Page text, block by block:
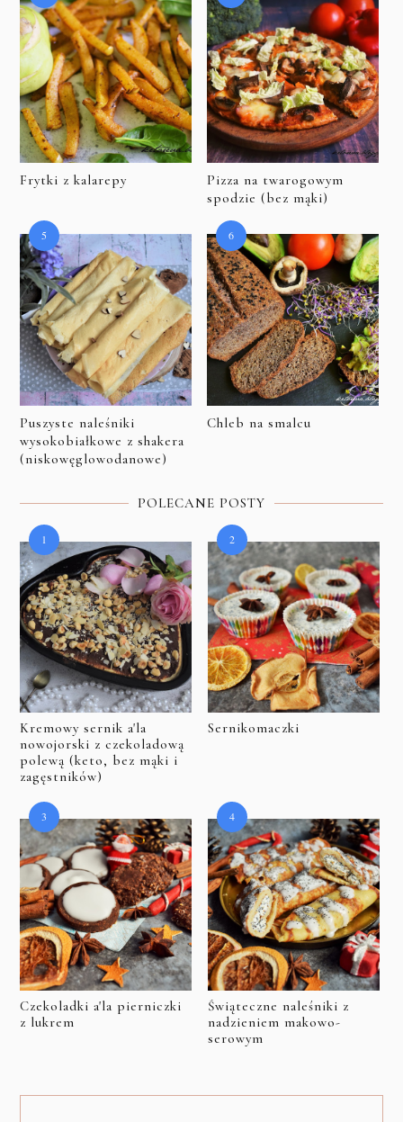
Frytki z kalarepy
Pizza na twarogowym
spodzie (bez mąki)
Puszyste naleśniki
wysokobiałkowe z shakera
(niskowęglowodanowe)
Chleb na smalcu
POLECANE POSTY
Kremowy sernik a'la
nowojorski z czekoladową
polewą (keto, bez mąki i
zagęstników)
Sernikomaczki
Czekoladki a'la pierniczki
z lukrem
Świąteczne naleśniki z
nadzieniem makowo-
serowym